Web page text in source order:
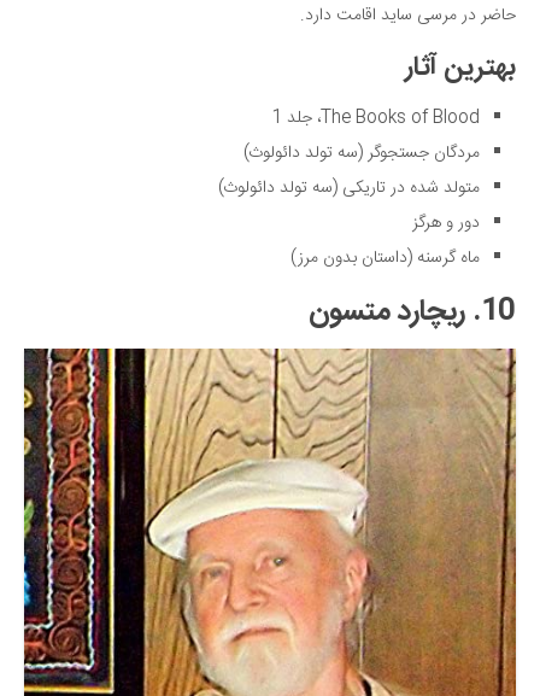
حاضر در مرسی ساید اقامت دارد.
بهترین آثار
The Books of Blood، جلد 1
مردگان جستجوگر (سه تولد دائولوث)
متولد شده در تاریکی (سه تولد دائولوث)
دور و هرگز
ماه گرسنه (داستان بدون مرز)
10. ریچارد متسون